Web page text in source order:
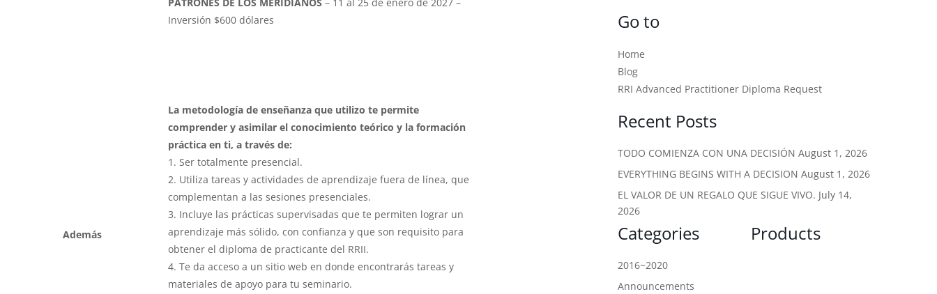
Inversión $600 dólares
Además
La metodología de enseñanza que utilizo te permite
comprender y asimilar el conocimiento teórico y la formación
práctica en ti, a través de:
1. Ser totalmente presencial.
2. Utiliza tareas y actividades de aprendizaje fuera de línea, que
complementan a las sesiones presenciales.
3. Incluye las prácticas supervisadas que te permiten lograr un
aprendizaje más sólido, con confianza y que son requisito para
obtener el diploma de practicante del RRII.
4. Te da acceso a un sitio web en donde encontrarás tareas y
materiales de apoyo para tu seminario.
Go to
Home
Blog
RRI Advanced Practitioner Diploma Request
Recent Posts
TODO COMIENZA CON UNA DECISIÓN August 1, 2026
EVERYTHING BEGINS WITH A DECISION August 1, 2026
EL VALOR DE UN REGALO QUE SIGUE VIVO. July 14,
2026
Categories
2016~2020
Announcements
Products